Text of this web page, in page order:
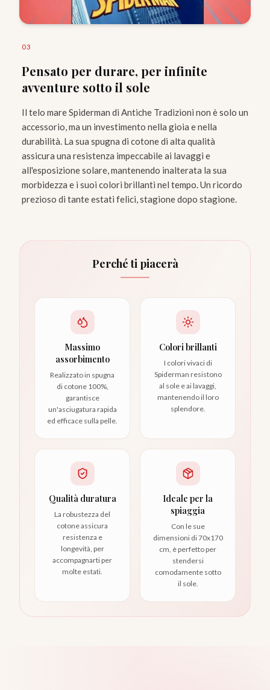
03
Pensato per durare, per infinite
avventure sotto il sole
Il telo mare Spiderman di Antiche Tradizioni non è solo un
accessorio, ma un investimento nella gioia e nella
durabilità. La sua spugna di cotone di alta qualità
assicura una resistenza impeccabile ai lavaggi e
all'esposizione solare, mantenendo inalterata la sua
morbidezza e i suoi colori brillanti nel tempo. Un ricordo
prezioso di tante estati felici, stagione dopo stagione.
Perché ti piacerà
Massimo
assorbimento
Realizzato in spugna
di cotone 100%,
garantisce
un'asciugatura rapida
ed efficace sulla pelle.
Colori brillanti
I colori vivaci di
Spiderman resistono
al sole e ai lavaggi,
mantenendo il loro
splendore.
Qualità duratura
La robustezza del
cotone assicura
resistenza e
longevità, per
accompagnarti per
molte estati.
Ideale per la
spiaggia
Con le sue
dimensioni di 70x170
cm, è perfetto per
stendersi
comodamente sotto
il sole.